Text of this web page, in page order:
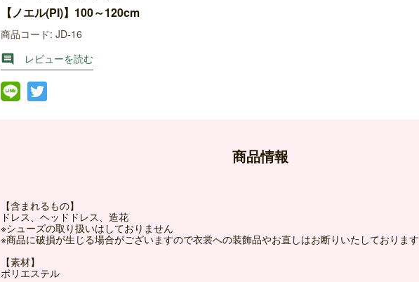
【ノエル(PI)】100～120cm
商品コード: JD-16

レビューを読む
商品情報
【含まれるもの】
ドレス、ヘッドドレス、造花
※シューズの取り扱いはしておりません
※商品に破損が生じる場合がございますので衣裳への装飾品やお直しはお断りいたしております
【素材】
ポリエステル